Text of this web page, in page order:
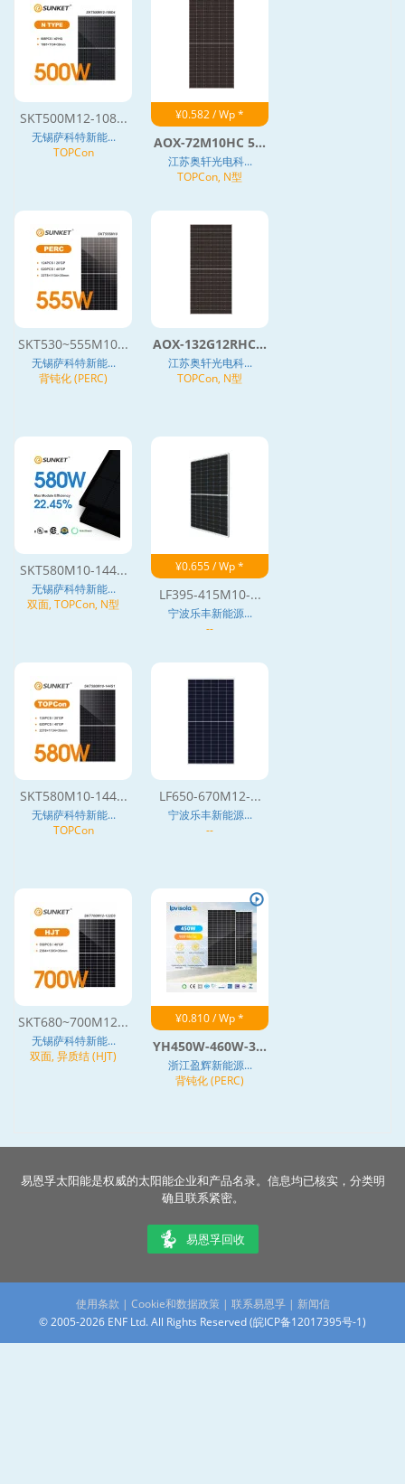
SKT500M12-108...
无锡萨科特新能...
TOPCon
¥0.582 / Wp *
AOX-72M10HC 5...
江苏奥轩光电科...
TOPCon, N型
SKT530~555M10...
无锡萨科特新能...
背钝化 (PERC)
AOX-132G12RHC...
江苏奥轩光电科...
TOPCon, N型
SKT580M10-144...
无锡萨科特新能...
双面, TOPCon, N型
¥0.655 / Wp *
LF395-415M10-...
宁波乐丰新能源...
--
SKT580M10-144...
无锡萨科特新能...
TOPCon
LF650-670M12-...
宁波乐丰新能源...
--
SKT680~700M12...
无锡萨科特新能...
双面, 异质结 (HJT)
¥0.810 / Wp *
YH450W-460W-3...
浙江盈辉新能源...
背钝化 (PERC)
易恩孚太阳能是权威的太阳能企业和产品名录。信息均已核实，分类明
确且联系紧密。
易恩孚回收
使用条款 | Cookie和数据政策| 联系易恩孚 | 新闻信
© 2005-2026 ENF Ltd. All Rights Reserved (皖ICP备12017395号-1)